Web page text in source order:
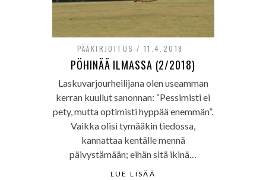
PÄÄKIRJOITUS 11.4.2018
PÖHINÄÄ ILMASSA (2/2018)
Laskuvarjourheilijana olen useamman
kerran kuullut sanonnan: “Pessimisti ei
pety, mutta optimisti hyppää enemmän”.
Vaikka olisi tymääkin tiedossa,
kannattaa kentälle mennä
päivystämään; eihän sitä ikinä…
LUE LISÄÄ